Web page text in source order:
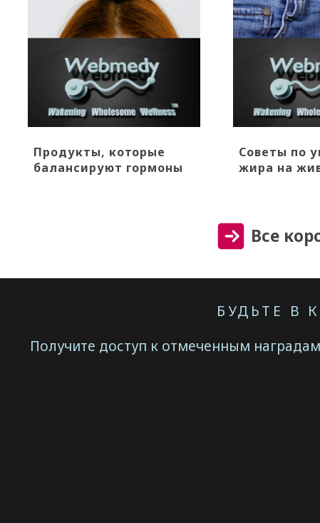
Продукты, которые
балансируют гормоны
Советы по
жира на
Все
БУДЬТЕ В
Получите доступ к отмеченным